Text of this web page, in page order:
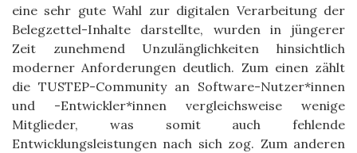
eine sehr gute Wahl zur digitalen Verarbeitung der
Belegzettel-Inhalte darstellte, wurden in jüngerer
Zeit zunehmend Unzulänglichkeiten hinsichtlich
moderner Anforderungen deutlich. Zum einen zählt
die TUSTEP-Community an Software-Nutzer*innen
und -Entwickler*innen vergleichsweise wenige
Mitglieder, was somit auch fehlende
Entwicklungsleistungen nach sich zog. Zum anderen